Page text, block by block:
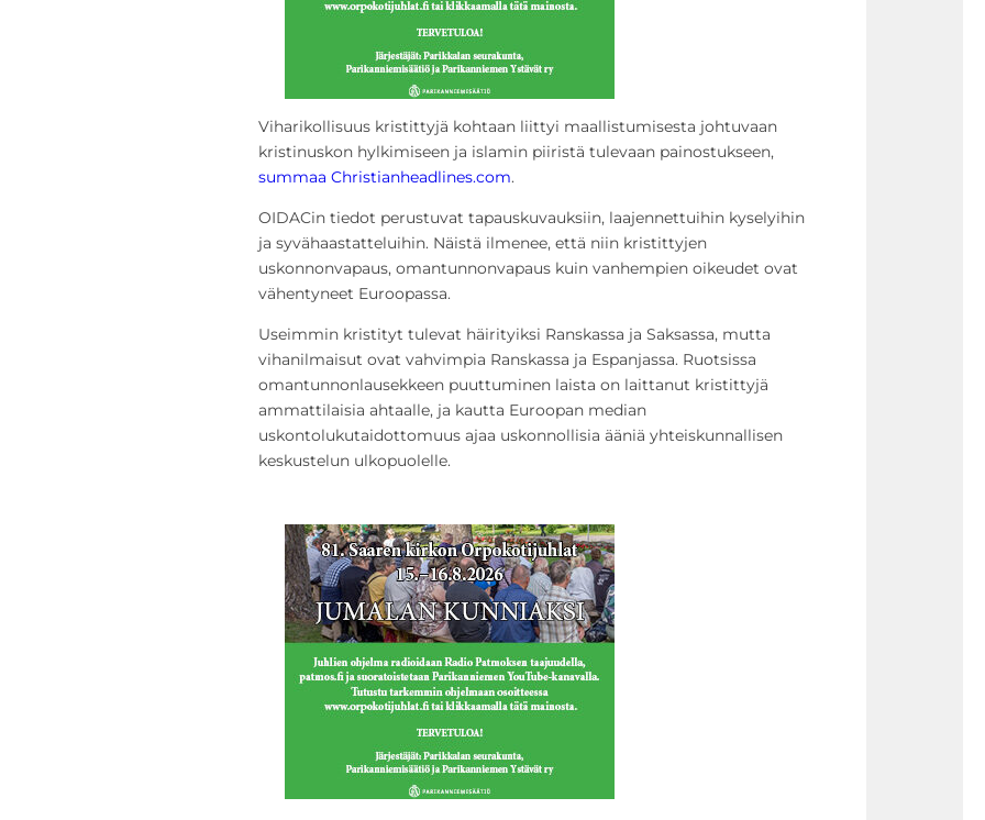
Viharikollisuus kristittyjä kohtaan liittyi maallistumisesta johtuvaan
kristinuskon hylkimiseen ja islamin piiristä tulevaan painostukseen,
summaa Christianheadlines.com.
OIDACin tiedot perustuvat tapauskuvauksiin, laajennettuihin kyselyihin
ja syvähaastatteluihin. Näistä ilmenee, että niin kristittyjen
uskonnonvapaus, omantunnonvapaus kuin vanhempien oikeudet ovat
vähentyneet Euroopassa.
Useimmin kristityt tulevat häirityiksi Ranskassa ja Saksassa, mutta
vihanilmaisut ovat vahvimpia Ranskassa ja Espanjassa. Ruotsissa
omantunnonlausekkeen puuttuminen laista on laittanut kristittyjä
ammattilaisia ahtaalle, ja kautta Euroopan median
uskontolukutaidottomuus ajaa uskonnollisia ääniä yhteiskunnallisen
keskustelun ulkopuolelle.